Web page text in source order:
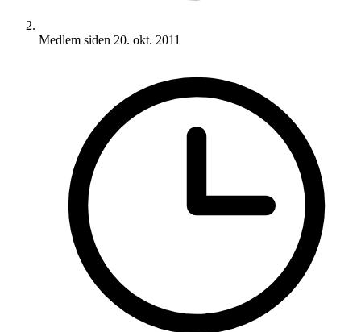
Medlem siden 20. okt. 2011